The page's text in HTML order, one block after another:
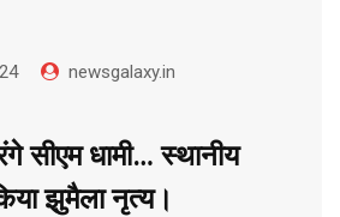
newsgalaxy.in
सीएम धामी… स्थानीय
झुमैला नृत्य।